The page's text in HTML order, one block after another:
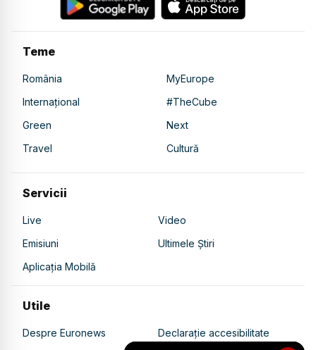
Teme
România
MyEurope
Internațional
#TheCube
Green
Next
Travel
Cultură
Servicii
Live
Video
Emisiuni
Ultimele Știri
Aplicația Mobilă
Utile
Despre Euronews
Declarație accesibilitate